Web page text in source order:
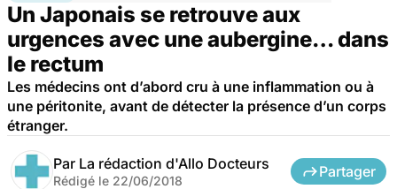
Un Japonais se retrouve aux
urgences avec une aubergine… dans
le rectum
Les médecins ont d’abord cru à une inflammation ou à
une péritonite, avant de détecter la présence d’un corps
étranger.
Par La rédaction d'Allo Docteurs
Rédigé le 22/06/2018
Partager